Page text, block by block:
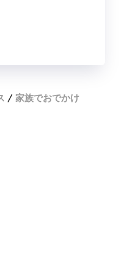
家族でおでかけ